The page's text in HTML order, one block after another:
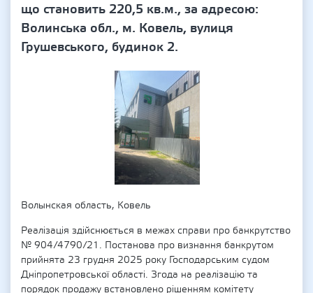
що становить 220,5 кв.м., за адресою:
Волинська обл., м. Ковель, вулиця
Грушевського, будинок 2.
Волынская область, Ковель
Реалізація здійснюється в межах справи про банкрутство
№ 904/4790/21. Постанова про визнання банкрутом
прийнята 23 грудня 2025 року Господарським судом
Дніпропетровської області. Згода на реалізацію та
порядок продажу встановлено рішенням комітету